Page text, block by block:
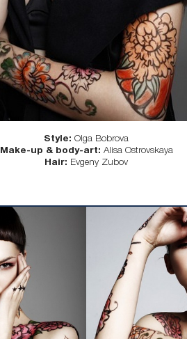
Style: Olga Bobrova
Make-up & body-art: Alisa Ostrovskaya
Hair: Evgeny Zubov